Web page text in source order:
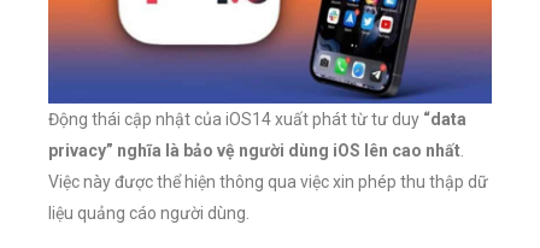
Động thái cập nhật của iOS14 xuất phát từ tư duy “data
privacy” nghĩa là bảo vệ người dùng iOS lên cao nhất
Việc này được thể hiện thông qua việc xin phép thu thập dữ
liệu quảng cáo người dùng.